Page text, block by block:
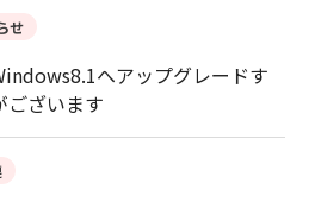
せ
へアップグレードす
ございます